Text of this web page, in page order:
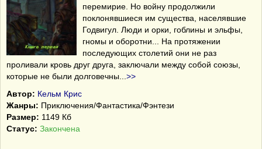
перемирие. Но войну продолжили
поклонявшиеся им существа, населявшие
Годвигул. Люди и орки, гоблины и эльфы,
гномы и оборотни... На протяжении
последующих столетий они не раз
проливали кровь друг друга, заключали между собой союзы,
которые не были долговечны
>>
Автор: Кельм Крис
Жанры: Приключения/Фантастика/Фэнтези
Размер: 1149 Кб
Статус: Закончена